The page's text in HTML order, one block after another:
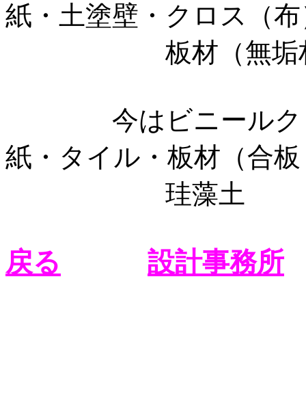
紙・土塗壁・クロス（
板材（無垢材
今はビニールクロ
紙・タイル・板材（合
珪藻土
戻る 設計事務所